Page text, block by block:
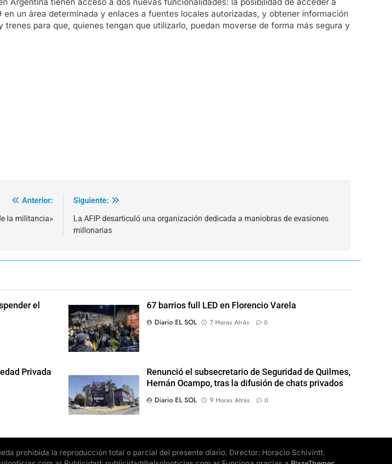
un área determinada y enlaces a fuentes locales autorizadas, y obtener información
para que, quienes tengan que utilizarlo, puedan moverse de forma más segura y
Anterior:
la militancia»
Siguiente:
La AFIP desarticuló una organización dedicada a maniobras de evasiones
millonarias
el
67 barrios full LED en Florencio Varela
Diario EL SOL
7 Horas Atrás 0
Privada
Renunció el subsecretario de Seguridad de Quilmes,
Hernán Ocampo, tras la difusión de chats privados
Diario EL SOL
9 Horas Atrás 0
prohibida la reproducción total o parcial del presente diario. Director: Horacio Schivintt.